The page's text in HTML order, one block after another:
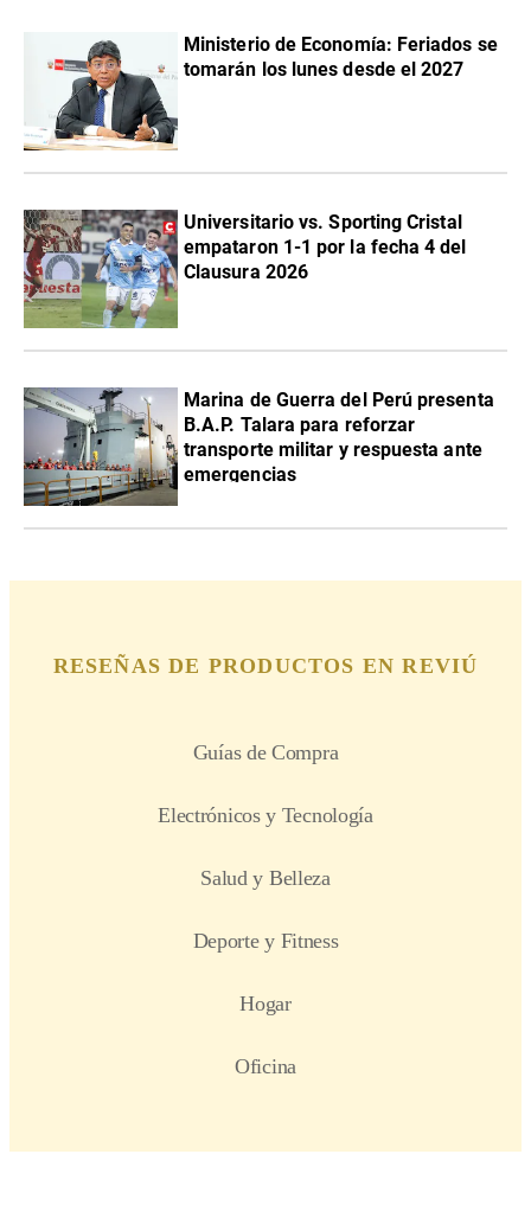
Ministerio de Economía: Feriados se
tomarán los lunes desde el 2027
Universitario vs. Sporting Cristal
empataron 1-1 por la fecha 4 del
Clausura 2026
Marina de Guerra del Perú presenta
B.A.P. Talara para reforzar
transporte militar y respuesta ante
emergencias